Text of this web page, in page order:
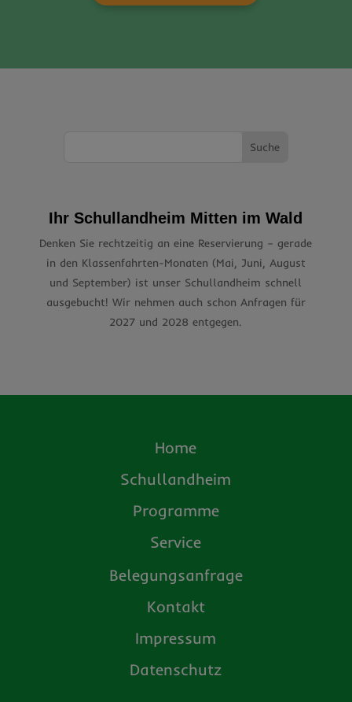
Ihr Schullandheim Mitten im Wald
Denken Sie rechtzeitig an eine Reservierung – gerade
in den Klassenfahrten-Monaten (Mai, Juni, August
und September) ist unser Schullandheim schnell
ausgebucht! Wir nehmen auch schon Anfragen für
2027 und 2028 entgegen.
Home
Schullandheim
Programme
Service
Belegungsanfrage
Kontakt
Impressum
Datenschutz